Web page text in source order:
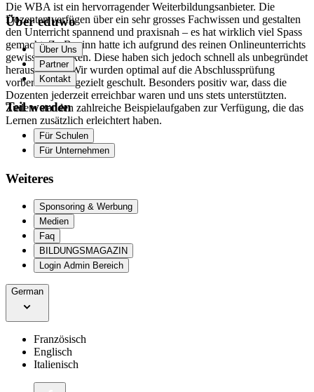
Die WBA ist ein hervorragender Weiterbildungsanbieter. Die
Dozenten verfügen über ein sehr grosses Fachwissen und gestalten
den Unterricht spannend und praxisnah – es hat wirklich viel Spass
gemacht. Zu Beginn hatte ich aufgrund des reinen Onlineunterrichts
gewisse Bedenken. Diese haben sich jedoch schnell als unbegründet
herausgestellt. Wir wurden optimal auf die Abschlussprüfung
vorbereitet und gezielt geschult. Besonders positiv war, dass die
Dozenten jederzeit erreichbar waren und uns stets unterstützten.
Zudem standen zahlreiche Beispielaufgaben zur Verfügung, die das
Lernen zusätzlich erleichtert haben.
Über eduwo
Über Uns
Partner
Kontakt
Teil werden
Für Schulen
Für Unternehmen
Weiteres
Sponsoring & Werbung
Medien
Faq
BILDUNGSMAGAZIN
Login Admin Bereich
German
Französisch
Englisch
Italienisch